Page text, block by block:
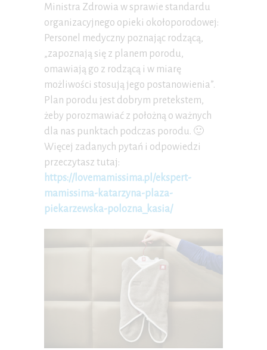
Ministra Zdrowia w sprawie standardu
organizacyjnego opieki okołoporodowej:
Personel medyczny poznając rodzącą,
„zapoznają się z planem porodu,
omawiają go z rodzącą i w miarę
możliwości stosują jego postanowienia”.
Plan porodu jest dobrym pretekstem,
żeby porozmawiać z położną o ważnych
dla nas punktach podczas porodu. 🙂
Więcej zadanych pytań i odpowiedzi
przeczytasz tutaj:
https://lovemamissima.pl/ekspert-
mamissima-katarzyna-plaza-
piekarzewska-polozna_kasia/